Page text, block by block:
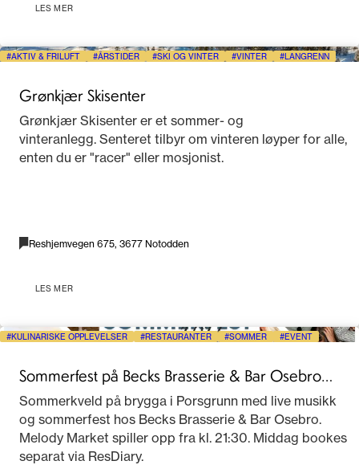
LES MER
AKTIV & FRILUFT ÅRSTIDER SKI OG VINTER VINTER LANGRENN
Grønkjær Skisenter
Grønkjær Skisenter er et sommer- og
vinteranlegg. Senteret tilbyr om vinteren løyper for alle,
enten du er "racer" eller mosjonist.
Reshjemvegen 675, 3677 Notodden
LES MER
KULINARISKE OPPLEVELSER RESTAURANTER SOMMER EVENT
Sommerfest på Becks Brasserie & Bar Osebro
2026
Sommerkveld på brygga i Porsgrunn med live musikk
og sommerfest hos Becks Brasserie & Bar Osebro.
Melody Market spiller opp fra kl. 21:30. Middag bookes
separat via ResDiary.